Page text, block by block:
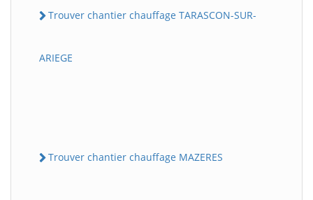
Trouver chantier chauffage TARASCON-SUR-
ARIEGE
Trouver chantier chauffage MAZERES